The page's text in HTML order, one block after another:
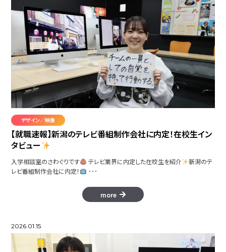
カチコチふわっぷ
くにゃっとくれいず
ファンタジー GameEffect
アニフェクト
morningbroll
Frei
デザイン／映像
【就職速報】新潟のテレビ番組制作会社に内定！在校生イン
タビュー
入学相談室のさわぐりです テレビ業界に内定した在校生を紹介
新潟のテ
レビ番組制作会社に内定！
･･･
more
2026.01.15